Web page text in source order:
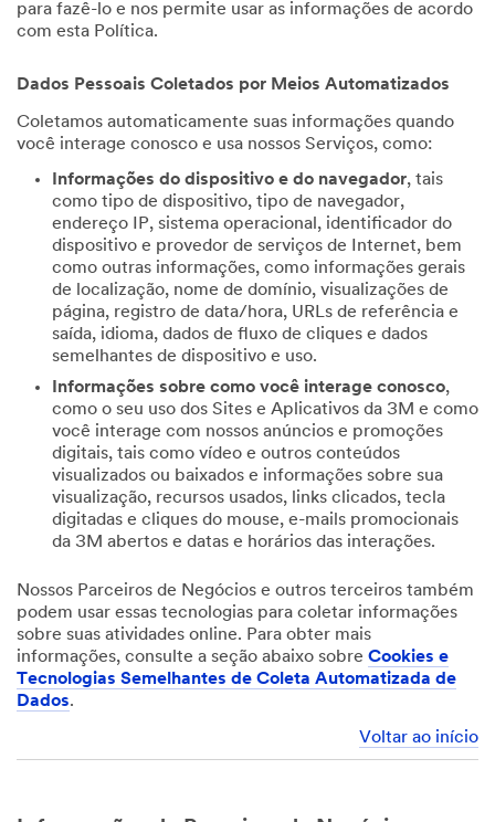
para fazê-lo e nos permite usar as informações de acordo
com esta Política.
Dados Pessoais Coletados por Meios Automatizados
Coletamos automaticamente suas informações quando
você interage conosco e usa nossos Serviços, como:
Informações do dispositivo e do navegador, tais
como tipo de dispositivo, tipo de navegador,
endereço IP, sistema operacional, identificador do
dispositivo e provedor de serviços de Internet, bem
como outras informações, como informações gerais
de localização, nome de domínio, visualizações de
página, registro de data/hora, URLs de referência e
saída, idioma, dados de fluxo de cliques e dados
semelhantes de dispositivo e uso.
Informações sobre como você interage conosco,
como o seu uso dos Sites e Aplicativos da 3M e como
você interage com nossos anúncios e promoções
digitais, tais como vídeo e outros conteúdos
visualizados ou baixados e informações sobre sua
visualização, recursos usados, links clicados, tecla
digitadas e cliques do mouse, e-mails promocionais
da 3M abertos e datas e horários das interações.
Nossos Parceiros de Negócios e outros terceiros também
podem usar essas tecnologias para coletar informações
sobre suas atividades online. Para obter mais
informações, consulte a seção abaixo sobre Cookies e
Tecnologias Semelhantes de Coleta Automatizada de
Dados.
Voltar ao início